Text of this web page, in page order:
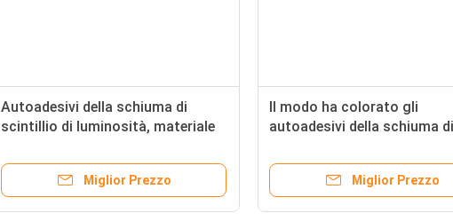
Autoadesivi della schiuma di
scintillio di luminosità, materiale
degli autoadesivi della schiuma
della spiaggia di estate
Miglior Prezzo
Il modo ha colorato gli
autoadesivi della schiuma di
strutture della foto della
Miglior Prezzo